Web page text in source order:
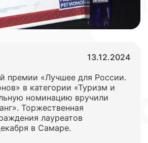
13.12.2024
премии «Лучшее для России.
в категории «Туризм и
номинацию вручили
Торжественная
лауреатов
в Самаре.